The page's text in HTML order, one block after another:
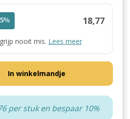
18,77
nooit mis. Lees meer
In winkelmandje
per stuk en bespaar 10%